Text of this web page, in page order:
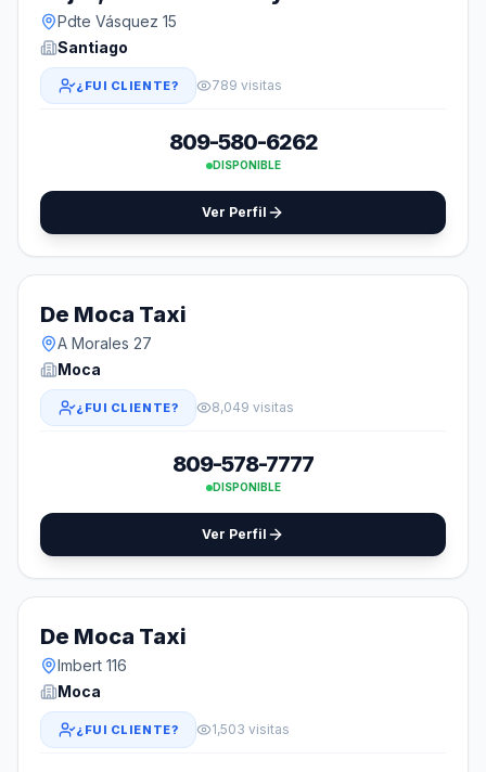
Pdte Vásquez 15
Santiago
¿FUI CLIENTE? 789 visitas
809-580-6262
DISPONIBLE
Ver Perfil
De Moca Taxi
A Morales 27
Moca
¿FUI CLIENTE? 8,049 visitas
809-578-7777
DISPONIBLE
Ver Perfil
De Moca Taxi
Imbert 116
Moca
¿FUI CLIENTE? 1,503 visitas